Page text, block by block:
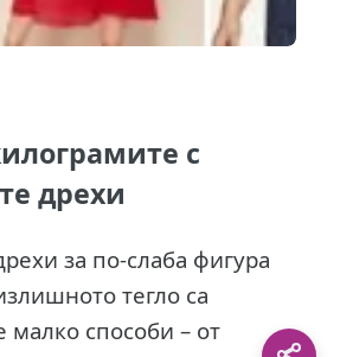
с
дрехи
за по-слаба фигура
тегло са
способи – от